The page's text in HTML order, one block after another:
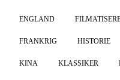
ENGLAND
FRANKRIG HISTORIE
KINA KLASSIKER